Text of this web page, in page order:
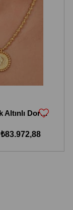
22 Ayar Çeyrek Altınlı Dorika Toplu Kolye
₺83.972,88